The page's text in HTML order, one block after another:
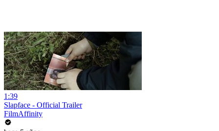
1:39
Slapface - Official Trailer
FilmAffinity